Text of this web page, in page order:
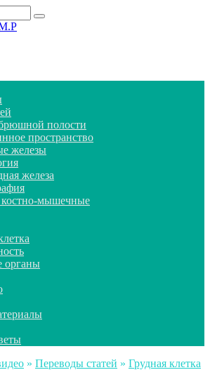
полости
пространство
железы
железа
мышечные
органы
» Переводы статей » Грудная клетка